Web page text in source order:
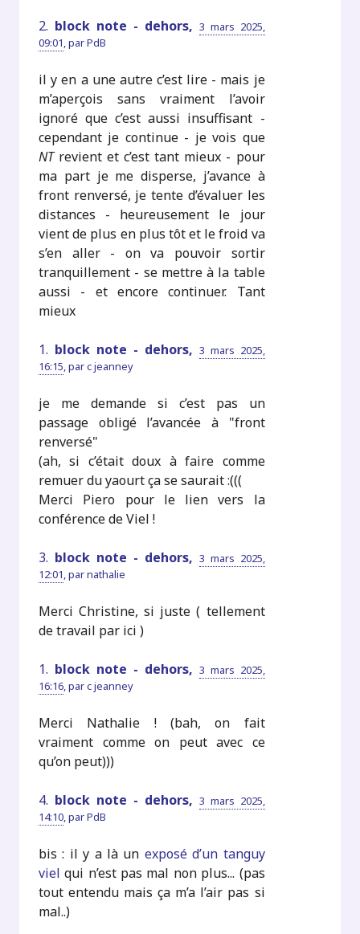
2. block note - dehors, 3 mars 2025,
09:01,parPdB
il y en a une autre c’est lire - mais je
m’aperçois sans vraiment l’avoir
ignoré que c’est aussi insuffisant -
cependant je continue - je vois que
NTrevient et c’est tant mieux - pour
ma part je me disperse, j’avance à
front renversé, je tente d’évaluer les
distances - heureusement le jour
vient de plus en plus tôt et le froid va
s’en aller - on va pouvoir sortir
tranquillement - se mettre à la table
aussi - et encore continuer. Tant
mieux
1. block note - dehors, 3 mars 2025,
16:15,parc jeanney
je me demande si c’est pas un
passage obligé l’avancée à "front
renversé"
(ah, si c’était doux à faire comme
remuer du yaourt ça se saurait :(((
Merci Piero pour le lien vers la
conférence de Viel !
3. block note - dehors, 3 mars 2025,
12:01,parnathalie
Merci Christine, si juste ( tellement
de travail par ici )
1. block note - dehors, 3 mars 2025,
16:16,parc jeanney
Merci Nathalie ! (bah, on fait
vraiment comme on peut avec ce
qu’on peut)))
4. block note - dehors, 3 mars 2025,
14:10,parPdB
bis : il y a là un exposé d’un tanguy
viel qui n’est pas mal non plus... (pas
tout entendu mais ça m’a l’air pas si
mal..)